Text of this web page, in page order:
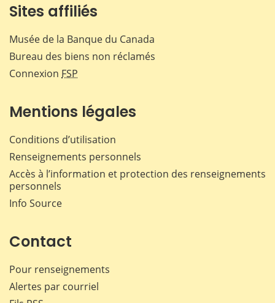
Sites affiliés
Musée de la Banque du Canada
Bureau des biens non réclamés
Connexion FSP
Mentions légales
Conditions d’utilisation
Renseignements personnels
Accès à l’information et protection des renseignements
personnels
Info Source
Contact
Pour renseignements
Alertes par courriel